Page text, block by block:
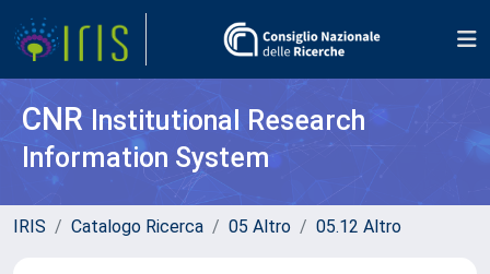
CNR Institutional Research
Information System
IRIS Catalogo Ricerca 05 Altro 05.12 Altro